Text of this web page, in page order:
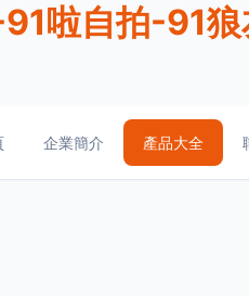
啦自拍-91
企業簡介 產品大全